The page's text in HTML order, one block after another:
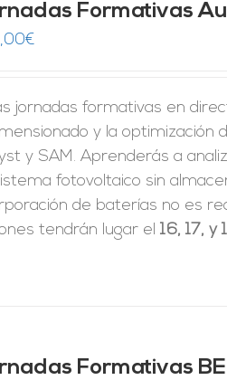
Formativas
€
jornadas formativas en
y la optimización
y SAM. Aprenderás a
fotovoltaico sin
de baterías no es
tendrán lugar el16, 17, y
Formativas